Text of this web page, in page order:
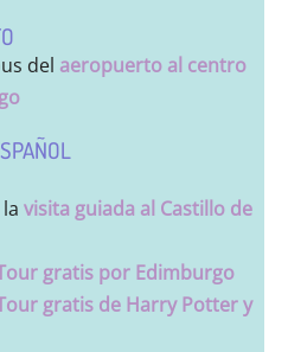
del aeropuerto al centro
visita guiada al Castillo de
gratis por Edimburgo
gratis de Harry Potter y